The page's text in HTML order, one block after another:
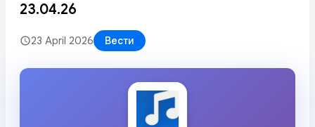
23.04.26
23 April 2026 Вести